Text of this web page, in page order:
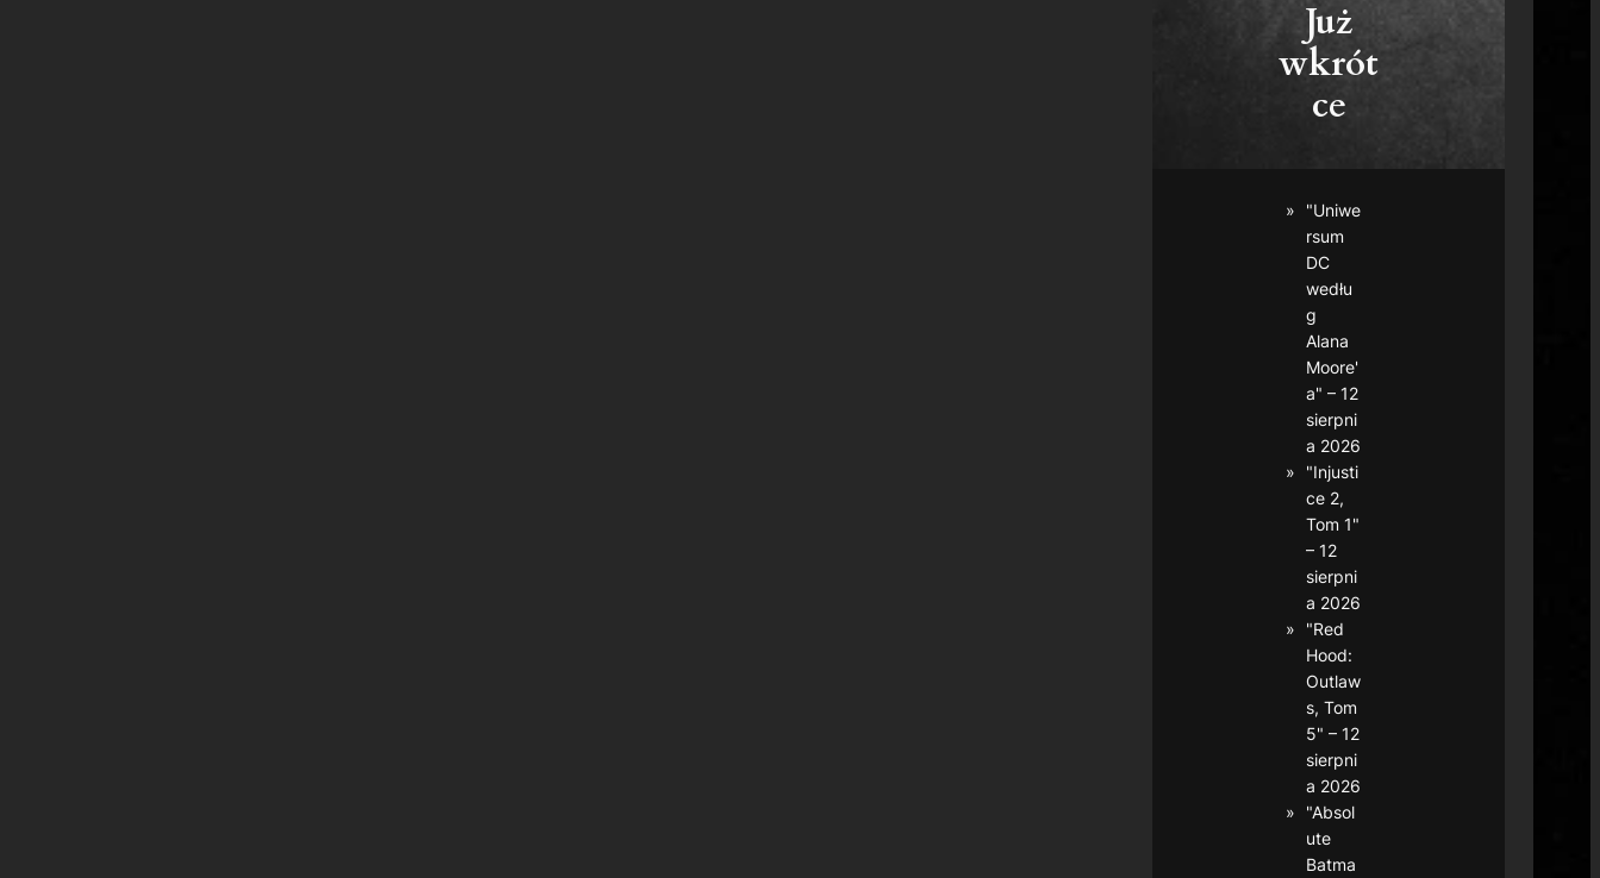
Już
wkrót
ce
"Uniwe
rsum
DC
wedłu
g
Alana
Moore'
a" – 12
sierpni
a 2026
"Injusti
ce 2,
Tom 1"
– 12
sierpni
a 2026
"Red
Hood:
Outlaw
s, Tom
5" – 12
sierpni
a 2026
"Absol
ute
Batma